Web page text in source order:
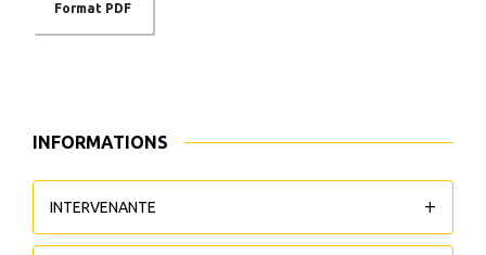
Format PDF
INFORMATIONS
INTERVENANTE